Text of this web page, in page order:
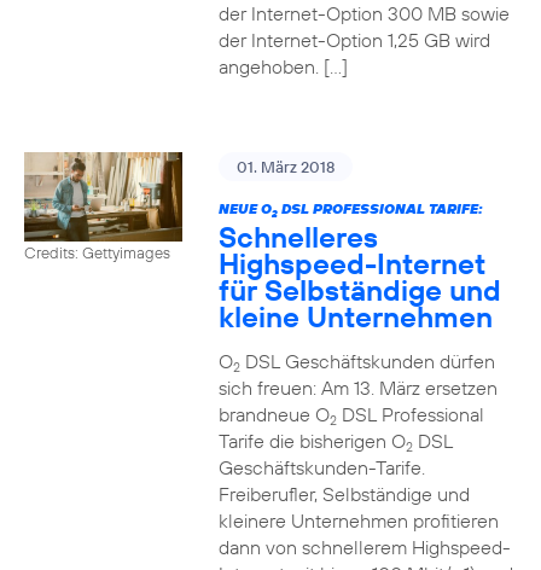
der Internet-Option 300 MB sowie
der Internet-Option 1,25 GB wird
angehoben. […]
Credits: Gettyimages
01. März 2018
NEUE O2DSL PROFESSIONAL TARIFE:
Schnelleres
Highspeed-Internet
für Selbständige und
kleine Unternehmen
O2DSL Geschäftskunden dürfen
sich freuen: Am 13. März ersetzen
brandneue O2DSL Professional
Tarife die bisherigen O2DSL
Geschäftskunden-Tarife.
Freiberufler, Selbständige und
kleinere Unternehmen profitieren
dann von schnellerem Highspeed-